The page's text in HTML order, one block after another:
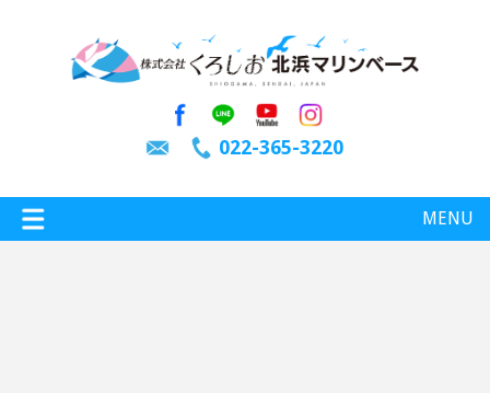
022-365-3220
MENU